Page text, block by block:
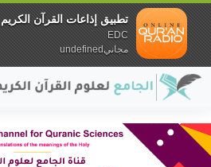
تطبيق إذاعات القرآن الكريم
EDC
مجانيundefined